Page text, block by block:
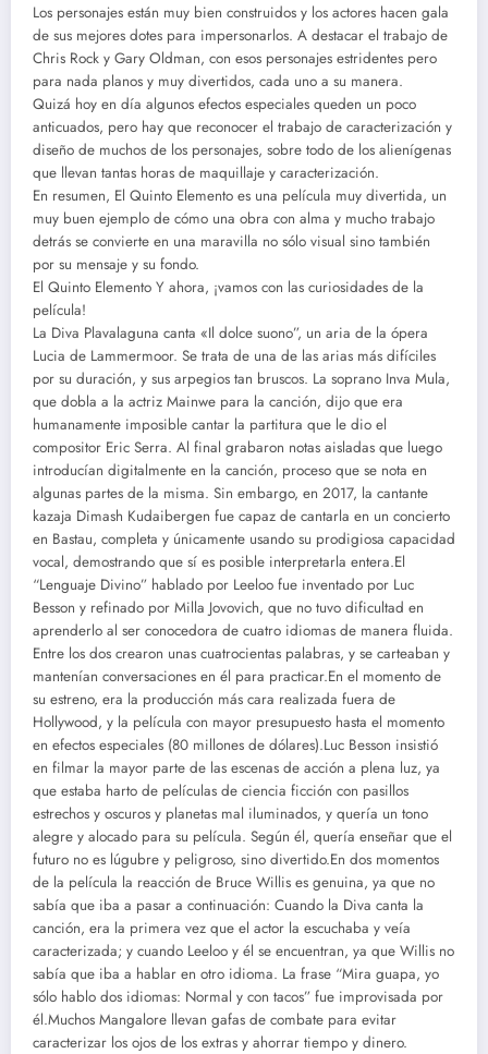
Los personajes están muy bien construidos y los actores hacen gala
de sus mejores dotes para impersonarlos. A destacar el trabajo de
Chris Rock y Gary Oldman, con esos personajes estridentes pero
para nada planos y muy divertidos, cada uno a su manera.
Quizá hoy en día algunos efectos especiales queden un poco
anticuados, pero hay que reconocer el trabajo de caracterización y
diseño de muchos de los personajes, sobre todo de los alienígenas
que llevan tantas horas de maquillaje y caracterización.
En resumen, El Quinto Elemento es una película muy divertida, un
muy buen ejemplo de cómo una obra con alma y mucho trabajo
detrás se convierte en una maravilla no sólo visual sino también
por su mensaje y su fondo.
El Quinto Elemento Y ahora, ¡vamos con las curiosidades de la
película!
La Diva Plavalaguna canta «Il dolce suono”, un aria de la ópera
Lucia de Lammermoor. Se trata de una de las arias más difíciles
por su duración, y sus arpegios tan bruscos. La soprano Inva Mula,
que dobla a la actriz Mainwe para la canción, dijo que era
humanamente imposible cantar la partitura que le dio el
compositor Eric Serra. Al final grabaron notas aisladas que luego
introducían digitalmente en la canción, proceso que se nota en
algunas partes de la misma. Sin embargo, en 2017, la cantante
kazaja Dimash Kudaibergen fue capaz de cantarla en un concierto
en Bastau, completa y únicamente usando su prodigiosa capacidad
vocal, demostrando que sí es posible interpretarla entera.El
“Lenguaje Divino” hablado por Leeloo fue inventado por Luc
Besson y refinado por Milla Jovovich, que no tuvo dificultad en
aprenderlo al ser conocedora de cuatro idiomas de manera fluida.
Entre los dos crearon unas cuatrocientas palabras, y se carteaban y
mantenían conversaciones en él para practicar.En el momento de
su estreno, era la producción más cara realizada fuera de
Hollywood, y la película con mayor presupuesto hasta el momento
en efectos especiales (80 millones de dólares).Luc Besson insistió
en filmar la mayor parte de las escenas de acción a plena luz, ya
que estaba harto de películas de ciencia ficción con pasillos
estrechos y oscuros y planetas mal iluminados, y quería un tono
alegre y alocado para su película. Según él, quería enseñar que el
futuro no es lúgubre y peligroso, sino divertido.En dos momentos
de la película la reacción de Bruce Willis es genuina, ya que no
sabía que iba a pasar a continuación: Cuando la Diva canta la
canción, era la primera vez que el actor la escuchaba y veía
caracterizada; y cuando Leeloo y él se encuentran, ya que Willis no
sabía que iba a hablar en otro idioma. La frase “Mira guapa, yo
sólo hablo dos idiomas: Normal y con tacos” fue improvisada por
él.Muchos Mangalore llevan gafas de combate para evitar
caracterizar los ojos de los extras y ahorrar tiempo y dinero.